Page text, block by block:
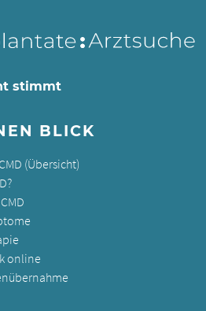
stimmt
BLICK
(Übersicht)
online